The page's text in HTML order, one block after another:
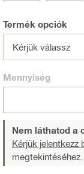
Termék opciók
Kérjük válassz
Mennyiség
Nem láthatod a
Kérjük jelentkezz
megtekintéséhez.